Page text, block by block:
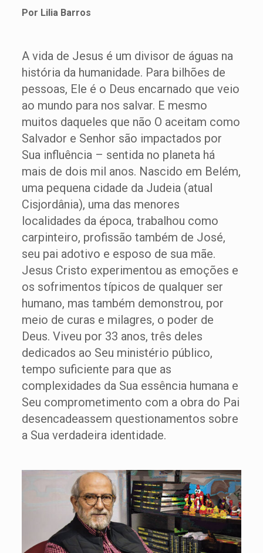
Por Lilia Barros
A vida de Jesus é um divisor de águas na
história da humanidade. Para bilhões de
pessoas, Ele é o Deus encarnado que veio
ao mundo para nos salvar. E mesmo
muitos daqueles que não O aceitam como
Salvador e Senhor são impactados por
Sua influência – sentida no planeta há
mais de dois mil anos. Nascido em Belém,
uma pequena cidade da Judeia (atual
Cisjordânia), uma das menores
localidades da época, trabalhou como
carpinteiro, profissão também de José,
seu pai adotivo e esposo de sua mãe.
Jesus Cristo experimentou as emoções e
os sofrimentos típicos de qualquer ser
humano, mas também demonstrou, por
meio de curas e milagres, o poder de
Deus. Viveu por 33 anos, três deles
dedicados ao Seu ministério público,
tempo suficiente para que as
complexidades da Sua essência humana e
Seu comprometimento com a obra do Pai
desencadeassem questionamentos sobre
a Sua verdadeira identidade.